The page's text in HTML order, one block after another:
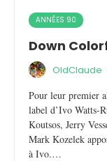
ANNÉES 90
Down
OldClaude
Pour leur premier
label d’Ivo Watts-
Koutsos, Jerry
Mark Kozelek
à Ivo.…